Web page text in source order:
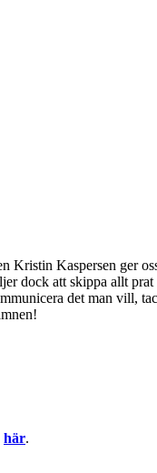
Kristin Kaspersen ger
dock att skippa allt
det man vill,
här.